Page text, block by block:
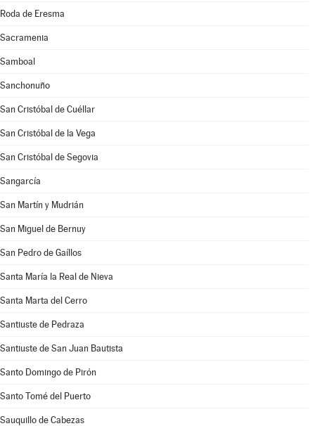
Roda de Eresma
Sacramenia
Samboal
Sanchonuño
San Cristóbal de Cuéllar
San Cristóbal de la Vega
San Cristóbal de Segovia
Sangarcía
San Martín y Mudrián
San Miguel de Bernuy
San Pedro de Gaíllos
Santa María la Real de Nieva
Santa Marta del Cerro
Santiuste de Pedraza
Santiuste de San Juan Bautista
Santo Domingo de Pirón
Santo Tomé del Puerto
Sauquillo de Cabezas